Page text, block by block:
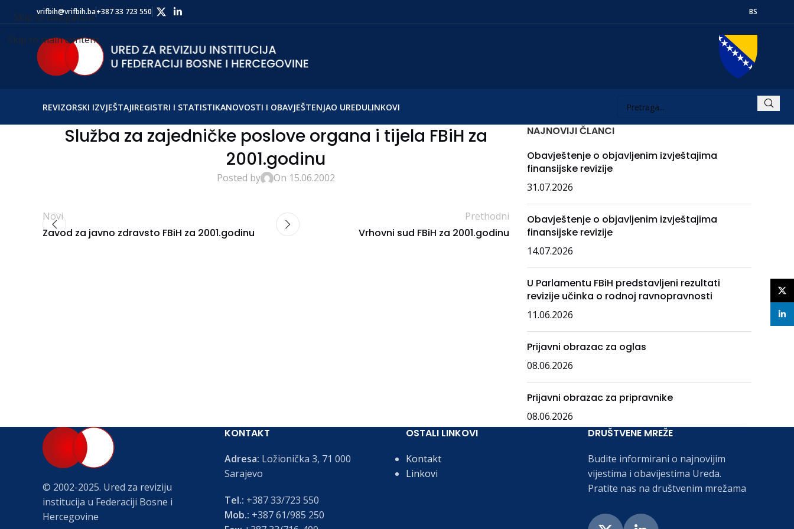
Skip to navigation
Skip to main content
vrifbih@vrifbih.ba+387 33 723 550 BS
REVIZORSKI IZVJEŠTAJIREGISTRI I STATISTIKANOVOSTI I OBAVJEŠTENJAO UREDULINKOVI
Služba za zajedničke poslove organa i tijela FBiH za
2001.godinu
Posted by On 15.06.2002
Novi
Zavod za javno zdravsto FBiH za 2001.godinu
Prethodni
Vrhovni sud FBiH za 2001.godinu
NAJNOVIJI ČLANCI
Obavještenje o objavljenim izvještajima
finansijske revizije
31.07.2026
Obavještenje o objavljenim izvještajima
finansijske revizije
14.07.2026
U Parlamentu FBiH predstavljeni rezultati
revizije učinka o rodnoj ravnopravnosti
11.06.2026
Prijavni obrazac za oglas
08.06.2026
Prijavni obrazac za pripravnike
08.06.2026
© 2002-2025. Ured za reviziju
institucija u Federaciji Bosne i
Hercegovine
KONTAKT
Adresa: Ložionička 3, 71 000
Sarajevo
Tel.: +387 33/723 550
Mob.: +387 61/985 250
OSTALI LINKOVI
Kontakt
Linkovi
DRUŠTVENE MREŽE
Budite informirani o najnovijim
vijestima i obavijestima Ureda.
Pratite nas na društvenim mrežama